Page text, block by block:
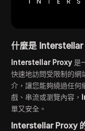
什麼是 Interstellar
Interstellar Proxy是
快速地訪問受限制的網
介，讓您能夠繞過任何
戲、串流或瀏覽內容，
單又安全。
Interstellar Proxy